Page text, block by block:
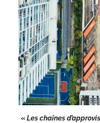
«Les chaînes